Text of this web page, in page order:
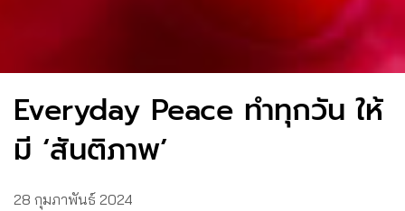
Everyday Peace ทำทุกวัน ให้
มี ‘สันติภาพ’
28 กุมภาพันธ์ 2024